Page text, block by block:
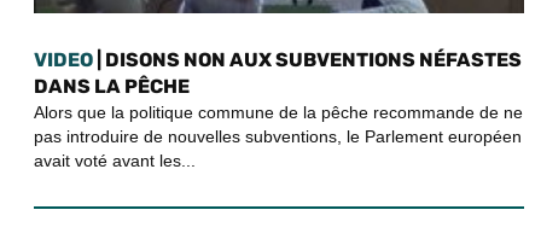
VIDEO | DISONS NON AUX SUBVENTIONS NÉFASTES
DANS LA PÊCHE
Alors que la politique commune de la pêche recommande de ne
pas introduire de nouvelles subventions, le Parlement européen
avait voté avant les...